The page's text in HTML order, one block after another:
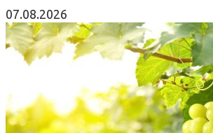
07.08.2026